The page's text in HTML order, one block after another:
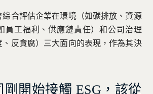
合評估企業在環境（如碳排放、資源
員工福利、供應鏈責任）和公司治理
、反貪腐）三大面向的表現，作為其決
剛開始接觸 ESG，該從